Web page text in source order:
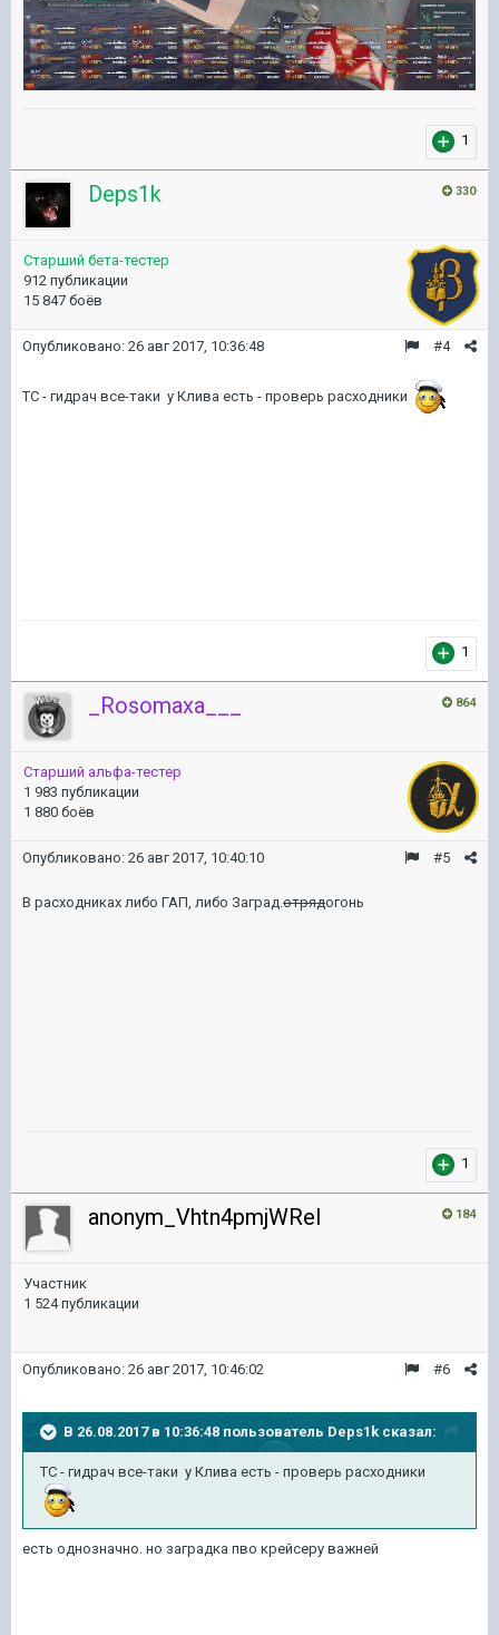
1
330
Deps1k
Старший бета-тестер
912 публикации
15 847 боёв
#4
Опубликовано: 26 авг 2017, 10:36:48
ТС - гидрач все-таки у Клива есть - проверь расходники
1
864
_Rosomaxa___
Старший альфа-тестер
1 983 публикации
1 880 боёв
#5
Опубликовано: 26 авг 2017, 10:40:10
В расходниках либо ГАП, либо Заград. отрядогонь
1
184
anonym_Vhtn4pmjWReI
Участник
1 524 публикации
#6
Опубликовано: 26 авг 2017, 10:46:02
В 26.08.2017 в 10:36:48 пользователь Deps1k сказал:
ТС - гидрач все-таки у Клива есть - проверь расходники
есть однозначно. но заградка пво крейсеру важней